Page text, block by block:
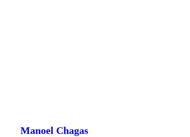
Manoel Chagas